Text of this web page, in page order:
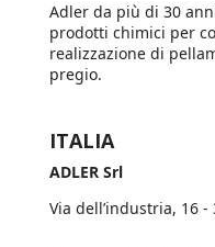
Adler da più di 30
prodotti chimici per
realizzazione di
pregio.
ITALIA
ADLER Srl
Via dell’industria, 16 -